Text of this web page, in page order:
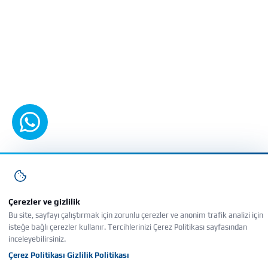
WhatsApp'tan yazın
Çerezler ve gizlilik
Bu site, sayfayı çalıştırmak için zorunlu çerezler ve anonim trafik analizi için
isteğe bağlı çerezler kullanır. Tercihlerinizi Çerez Politikası sayfasından
inceleyebilirsiniz.
Çerez Politikası·Gizlilik Politikası